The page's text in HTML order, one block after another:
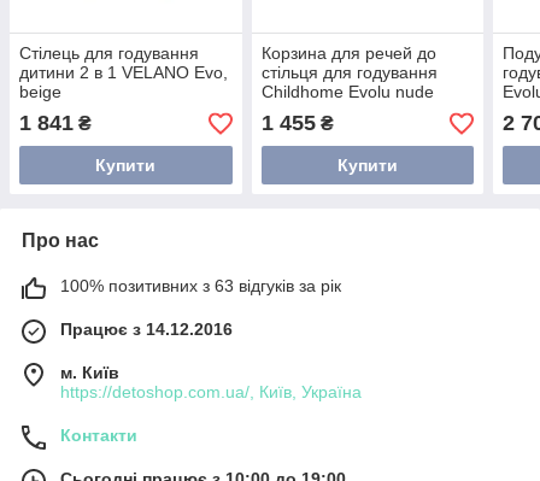
Стілець для годування
дитини 2 в 1 VELANO Evo,
beige
1 841 ₴
Купити
Корзина для речей до
стільця для годування
Childhome Evolu nude
1 455₴
Купити
2
Про нас
100% позитивних з 63 відгуків за рік
Працює з 14.12.2016
м. Київ
https://detoshop.com.ua/, Київ, Україна
Контакти